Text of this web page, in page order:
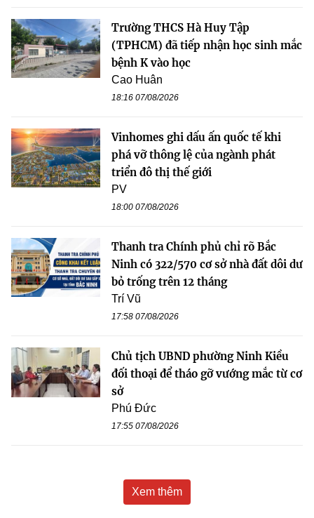
Trường THCS Hà Huy Tập
(TPHCM) đã tiếp nhận học sinh mắc
bệnh K vào học
Cao Huân
18:16 07/08/2026
Vinhomes ghi dấu ấn quốc tế khi
phá vỡ thông lệ của ngành phát
triển đô thị thế giới
PV
18:00 07/08/2026
Thanh tra Chính phủ chỉ rõ Bắc
Ninh có 322/570 cơ sở nhà đất dôi dư
bỏ trống trên 12 tháng
Trí Vũ
17:58 07/08/2026
Chủ tịch UBND phường Ninh Kiều
đối thoại để tháo gỡ vướng mắc từ cơ
sở
Phú Đức
17:55 07/08/2026
Xem thêm